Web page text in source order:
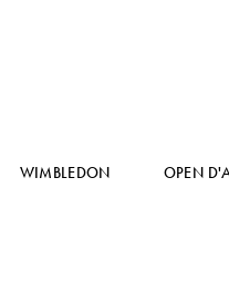
WIMBLEDON OPEN